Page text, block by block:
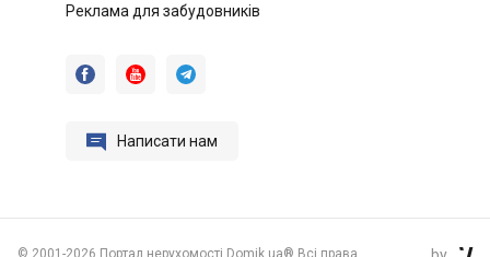
Реклама для забудовників
  
 Написати нам